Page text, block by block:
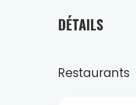
DÉTAILS
Restaurants